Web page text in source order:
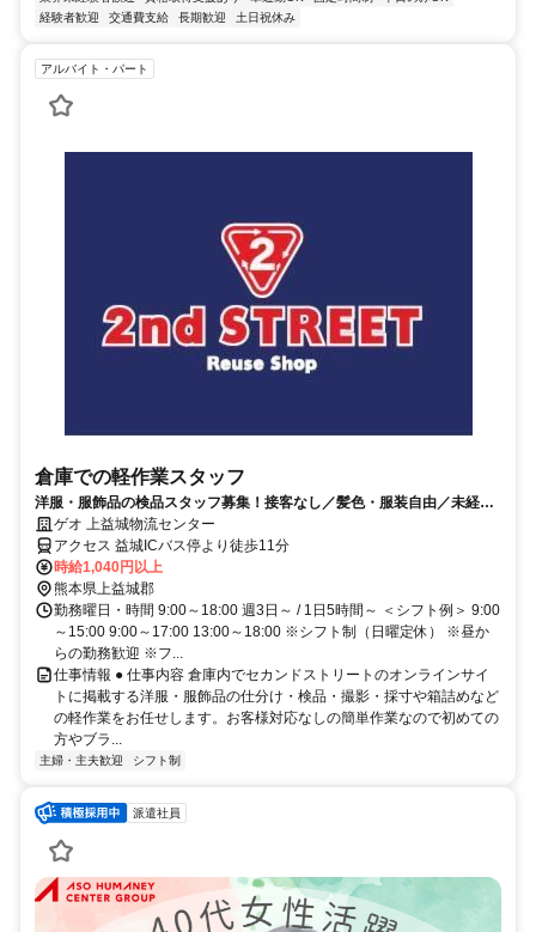
経験者歓迎
交通費支給 長期歓迎 土日祝休み
アルバイト・パート
倉庫での軽作業スタッフ
洋服・服飾品の検品スタッフ募集！接客なし／髪色・服装自由／未経験
大歓迎！
ゲオ 上益城物流センター
アクセス 益城ICバス停より徒歩11分
時給1,040円以上
熊本県上益城郡
勤務曜日・時間 9:00～18:00 週3日～ / 1日5時間～ ＜シフト例＞ 9:00
～15:00 9:00～17:00 13:00～18:00 ※シフト制（日曜定休） ※昼か
らの勤務歓迎 ※フ...
仕事情報 ● 仕事内容 倉庫内でセカンドストリートのオンラインサイ
トに掲載する洋服・服飾品の仕分け・検品・撮影・採寸や箱詰めなど
の軽作業をお任せします。お客様対応なしの簡単作業なので初めての
方やブラ...
主婦・主夫歓迎 シフト制
派遣社員